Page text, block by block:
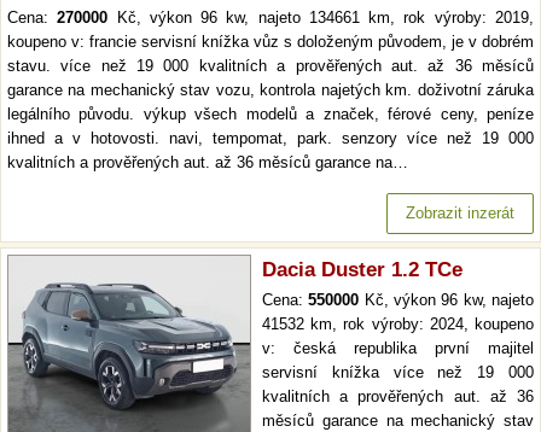
Cena:270000 Kč, výkon 96 kw, najeto 134661 km, rok výroby: 2019,
koupeno v: francie servisní knížka vůz s doloženým původem, je v dobrém
stavu. více než 19 000 kvalitních a prověřených aut. až 36 měsíců
garance na mechanický stav vozu, kontrola najetých km. doživotní záruka
legálního původu. výkup všech modelů a značek, férové ceny, peníze
ihned a v hotovosti. navi, tempomat, park. senzory více než 19 000
kvalitních a prověřených aut. až 36 měsíců garance na…
Zobrazit inzerát
Dacia Duster 1.2 TCe
Cena:550000 Kč, výkon 96 kw, najeto
41532 km, rok výroby: 2024, koupeno
v: česká republika první majitel
servisní knížka více než 19 000
kvalitních a prověřených aut. až 36
měsíců garance na mechanický stav